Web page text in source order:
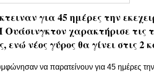
για 45 ημέρες την
χαρακτήρισε τις
νέος γύρος θα γίνει στις 2
να παρατείνουν για 45 ημέρες